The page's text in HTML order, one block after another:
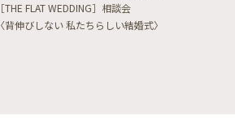
［THE FLAT WEDDING］相談会
〈背伸びしない 私たちらしい結婚式〉